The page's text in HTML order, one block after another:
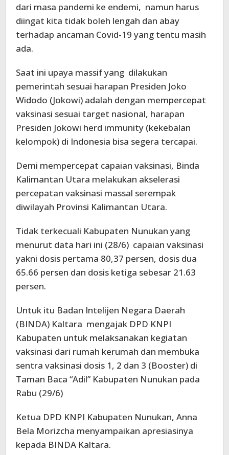
dari masa pandemi ke endemi, namun harus
diingat kita tidak boleh lengah dan abay
terhadap ancaman Covid-19 yang tentu masih
ada.
Saat ini upaya massif yang dilakukan
pemerintah sesuai harapan Presiden Joko
Widodo (Jokowi) adalah dengan mempercepat
vaksinasi sesuai target nasional, harapan
Presiden Jokowi herd immunity (kekebalan
kelompok) di Indonesia bisa segera tercapai.
Demi mempercepat capaian vaksinasi, Binda
Kalimantan Utara melakukan akselerasi
percepatan vaksinasi massal serempak
diwilayah Provinsi Kalimantan Utara.
Tidak terkecuali Kabupaten Nunukan yang
menurut data hari ini (28/6) capaian vaksinasi
yakni dosis pertama 80,37 persen, dosis dua
65.66 persen dan dosis ketiga sebesar 21.63
persen.
Untuk itu Badan Intelijen Negara Daerah
(BINDA) Kaltara mengajak DPD KNPI
Kabupaten untuk melaksanakan kegiatan
vaksinasi dari rumah kerumah dan membuka
sentra vaksinasi dosis 1, 2 dan 3 (Booster) di
Taman Baca “Adil” Kabupaten Nunukan pada
Rabu (29/6)
Ketua DPD KNPI Kabupaten Nunukan, Anna
Bela Morizcha menyampaikan apresiasinya
kepada BINDA Kaltara.